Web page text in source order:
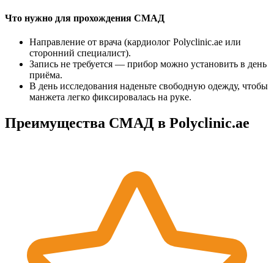
Что нужно для прохождения СМАД
Направление от врача (кардиолог Polyclinic.ae или
сторонний специалист).
Запись не требуется — прибор можно установить в день
приёма.
В день исследования наденьте свободную одежду, чтобы
манжета легко фиксировалась на руке.
Преимущества СМАД в Polyclinic.ae